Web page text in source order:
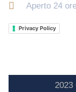
Aperto 24
Privacy Policy
2023